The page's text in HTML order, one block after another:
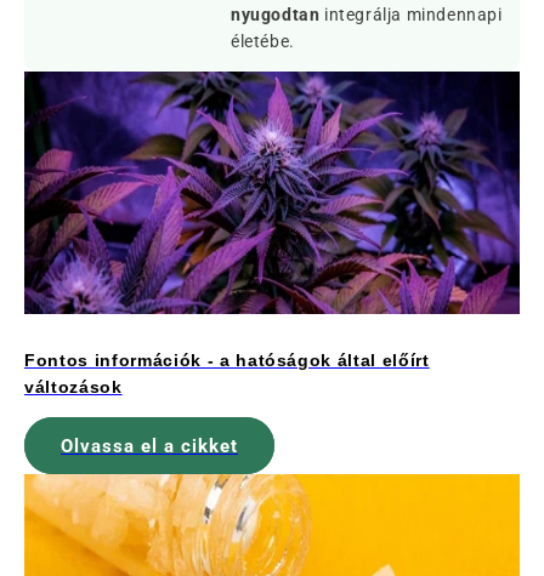
nyugodtan integrálja mindennapi
életébe.
Fontos információk - a hatóságok által előírt
változások
Olvassa el a cikket